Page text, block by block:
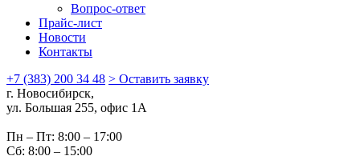
Вопрос-ответ
Прайс-лист
Новости
Контакты
+7 (383) 200 34 48 > Оставить заявку
г. Новосибирск,
ул. Большая 255, офис 1А
Пн – Пт: 8:00 – 17:00
Сб: 8:00 – 15:00